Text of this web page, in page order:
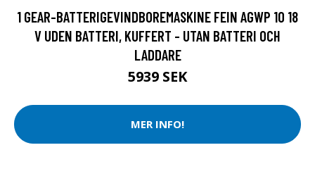
1 GEAR-BATTERIGEVINDBOREMASKINE FEIN AGWP 10 18
V UDEN BATTERI, KUFFERT - UTAN BATTERI OCH
LADDARE
5939 SEK
MER INFO!